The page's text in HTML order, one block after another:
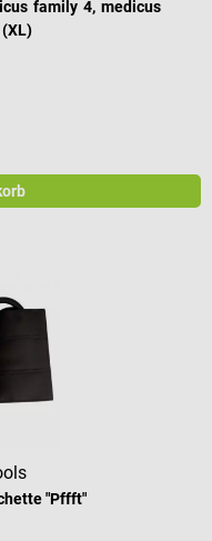
family 4, medicus
"Pffft"